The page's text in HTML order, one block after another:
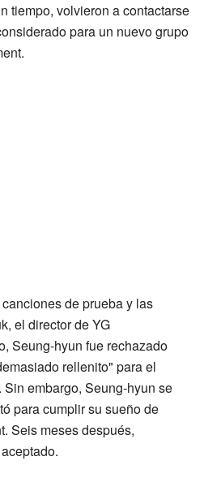
tiempo, volvieron a contactarse
para un nuevo grupo
de prueba y las
el director de YG
Seung-hyun fue rechazado
rellenito" para el
embargo, Seung-hyun se
para cumplir su sueño de
Seis meses después,